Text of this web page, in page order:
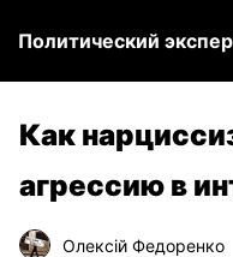
Политический
Как
агрессию в
Олексій Федоренко